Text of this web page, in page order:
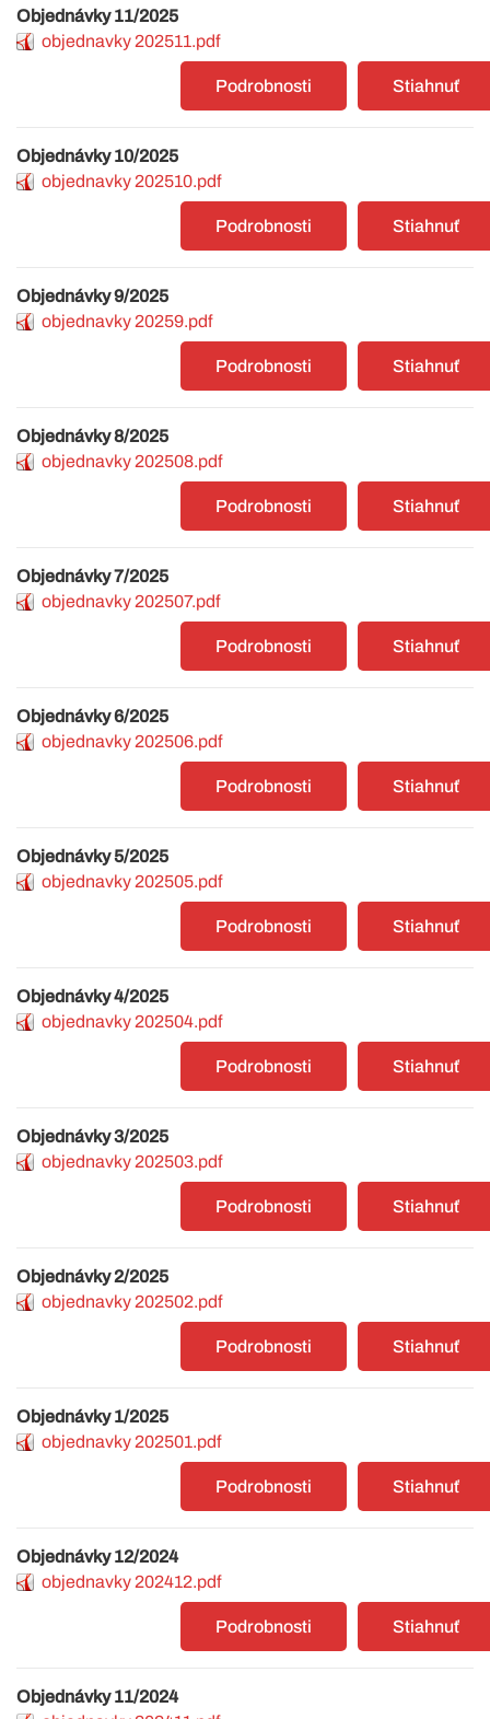
Objednávky 11/2025
objednavky 202511.pdf
Stiahnuť
Podrobnosti
Objednávky 10/2025
objednavky 202510.pdf
Stiahnuť
Podrobnosti
Objednávky 9/2025
objednavky 20259.pdf
Stiahnuť
Podrobnosti
Objednávky 8/2025
objednavky 202508.pdf
Stiahnuť
Podrobnosti
Objednávky 7/2025
objednavky 202507.pdf
Stiahnuť
Podrobnosti
Objednávky 6/2025
objednavky 202506.pdf
Stiahnuť
Podrobnosti
Objednávky 5/2025
objednavky 202505.pdf
Stiahnuť
Podrobnosti
Objednávky 4/2025
objednavky 202504.pdf
Stiahnuť
Podrobnosti
Objednávky 3/2025
objednavky 202503.pdf
Stiahnuť
Podrobnosti
Objednávky 2/2025
objednavky 202502.pdf
Stiahnuť
Podrobnosti
Objednávky 1/2025
objednavky 202501.pdf
Stiahnuť
Podrobnosti
Objednávky 12/2024
objednavky 202412.pdf
Stiahnuť
Podrobnosti
Objednávky 11/2024